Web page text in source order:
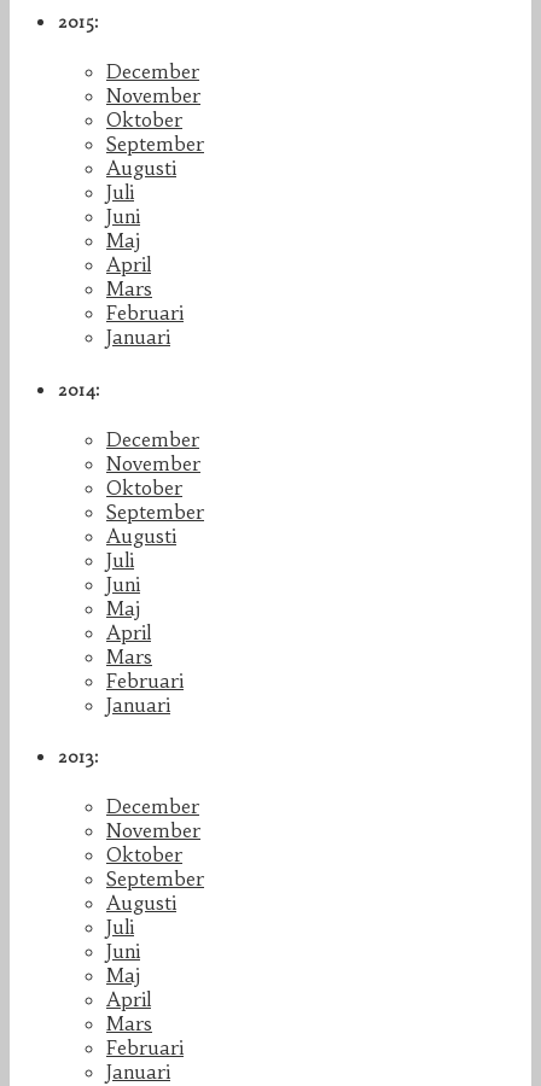
2015:
December
November
Oktober
September
Augusti
Juli
Juni
Maj
April
Mars
Februari
Januari
2014:
December
November
Oktober
September
Augusti
Juli
Juni
Maj
April
Mars
Februari
Januari
2013:
December
November
Oktober
September
Augusti
Juli
Juni
Maj
April
Mars
Februari
Januari